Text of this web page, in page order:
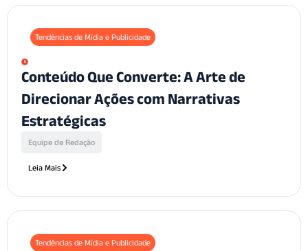
Tendências de Mídia e Publicidade
Conteúdo Que Converte: A Arte de
Direcionar Ações com Narrativas
Estratégicas
Equipe de Redação
Leia Mais
Tendências de Mídia e Publicidade